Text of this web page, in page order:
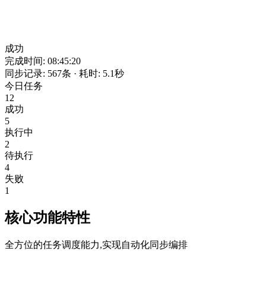
成功
完成时间: 08:45:20
同步记录: 567条 · 耗时: 5.1秒
今日任务
12
成功
5
执行中
2
待执行
4
失败
1
核心功能特性
全方位的任务调度能力,实现自动化同步编排